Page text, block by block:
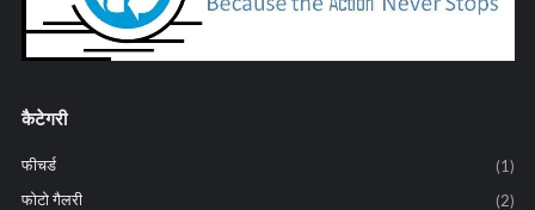
कैटेगरी
फीचर्ड
(1)
फोटो गैलरी
(2)